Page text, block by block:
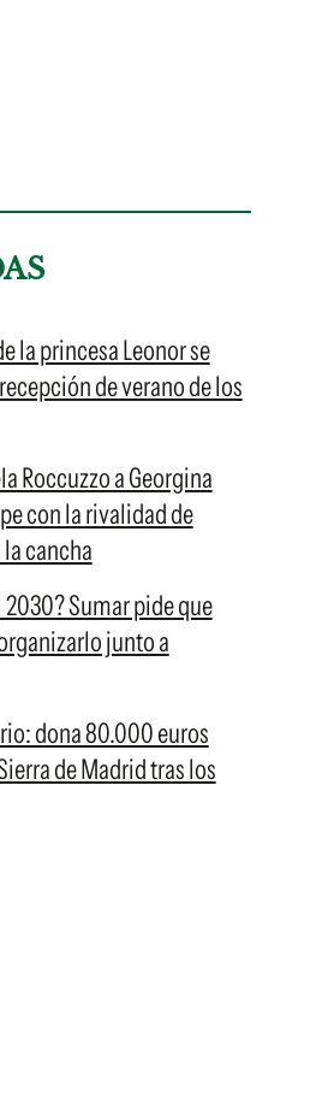
la princesa Leonor se
de verano de los
Roccuzzo a Georgina
con la rivalidad de
cancha
Sumar pide que
junto a
dona 80.000 euros
de Madrid tras los